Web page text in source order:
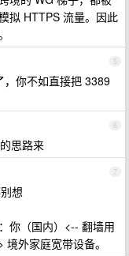
拟 HTTPS 流量。因此
5
，你不如直接把 3389
6
思路来
7
想
你（国内）<-- 翻墙用
外家庭宽带设备。